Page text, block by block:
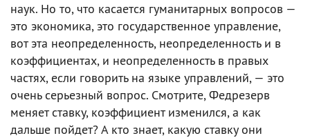
наук. Но то, что касается гуманитарных вопросов —
это экономика, это государственное управление,
вот эта неопределенность, неопределенность и в
коэффициентах, и неопределенность в правых
частях, если говорить на языке управлений, — это
очень серьезный вопрос. Смотрите, Федрезерв
меняет ставку, коэффициент изменился, а как
дальше пойдет? А кто знает, какую ставку они